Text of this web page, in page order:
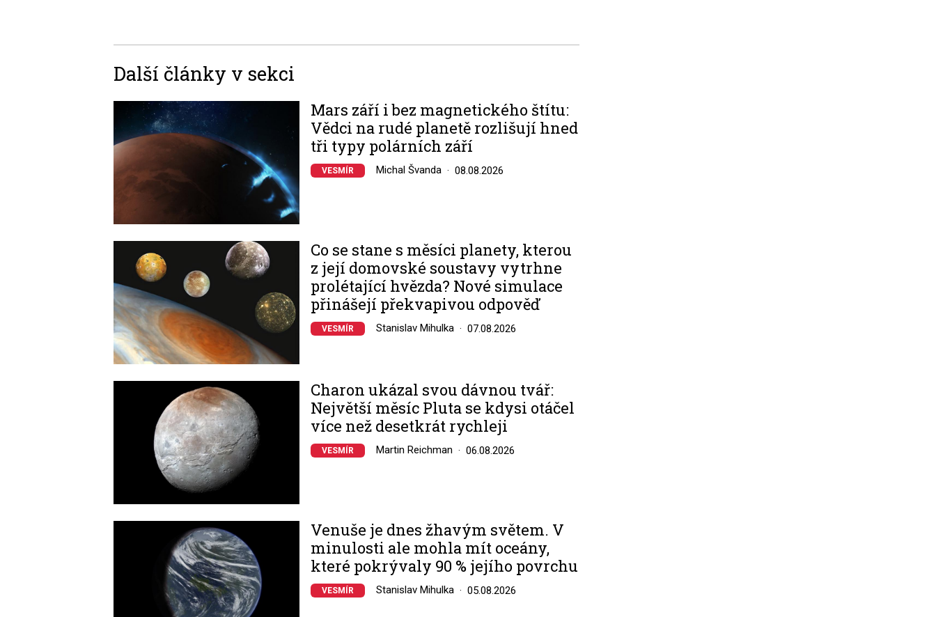
Další články v sekci
Image
Mars září i bez magnetického štítu:
Vědci na rudé planetě rozlišují hned
tři typy polárních září
VESMÍR Michal Švanda 08.08.2026
Co se stane s měsíci planety, kterou
z její domovské soustavy vytrhne
prolétající hvězda? Nové simulace
přinášejí překvapivou odpověď
VESMÍR Stanislav Mihulka 07.08.2026
Charon ukázal svou dávnou tvář:
Největší měsíc Pluta se kdysi otáčel
více než desetkrát rychleji
VESMÍR Martin Reichman 06.08.2026
Venuše je dnes žhavým světem. V
minulosti ale mohla mít oceány,
které pokrývaly 90 % jejího povrchu
VESMÍR Stanislav Mihulka 05.08.2026